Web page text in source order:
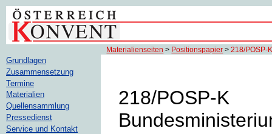
Materialienseiten > Positionspapier >218/POSP-
218/POSP-K
Grundlagen
Zusammensetzung
Termine
Materialien
Quellensammlung
Pressedienst
Service und Kontakt